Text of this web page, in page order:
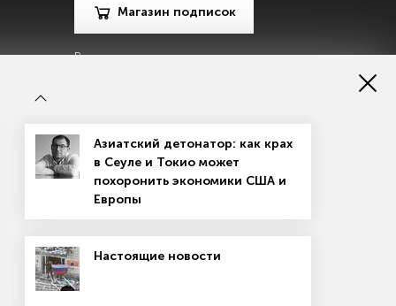
Магазин подписок
Рекламодателям
в сфере массовых коммуникаций, связи и охраны
Азиатский детонатор: как крах
в Сеуле и Токио может
похоронить экономики США и
Европы
Настоящие новости